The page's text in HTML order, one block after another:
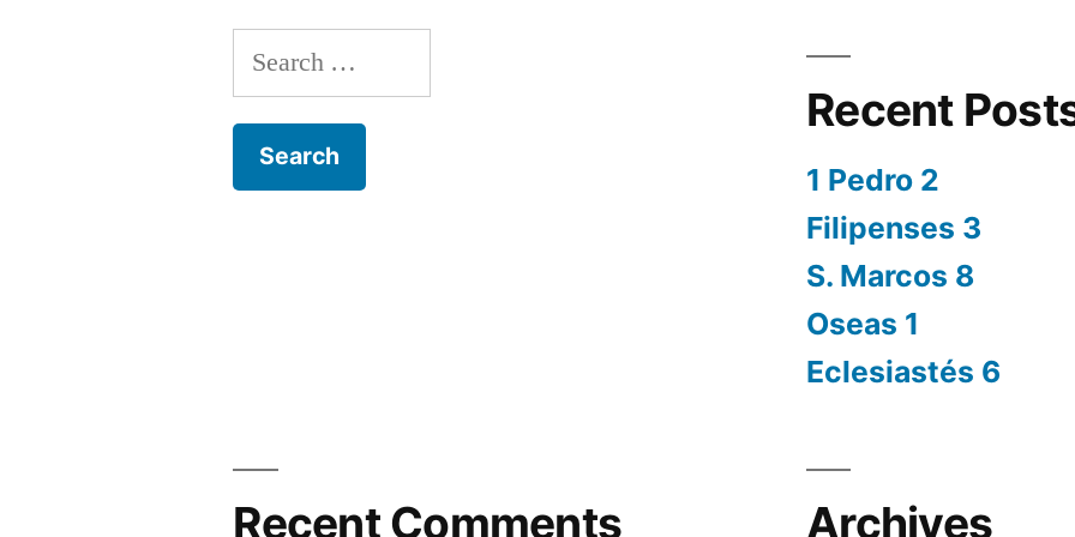
Search
for:
Recent
1 Pedro 2
Filipenses 3
S. Marcos 8
Oseas 1
Eclesiastés 6
Recent Comments Archives